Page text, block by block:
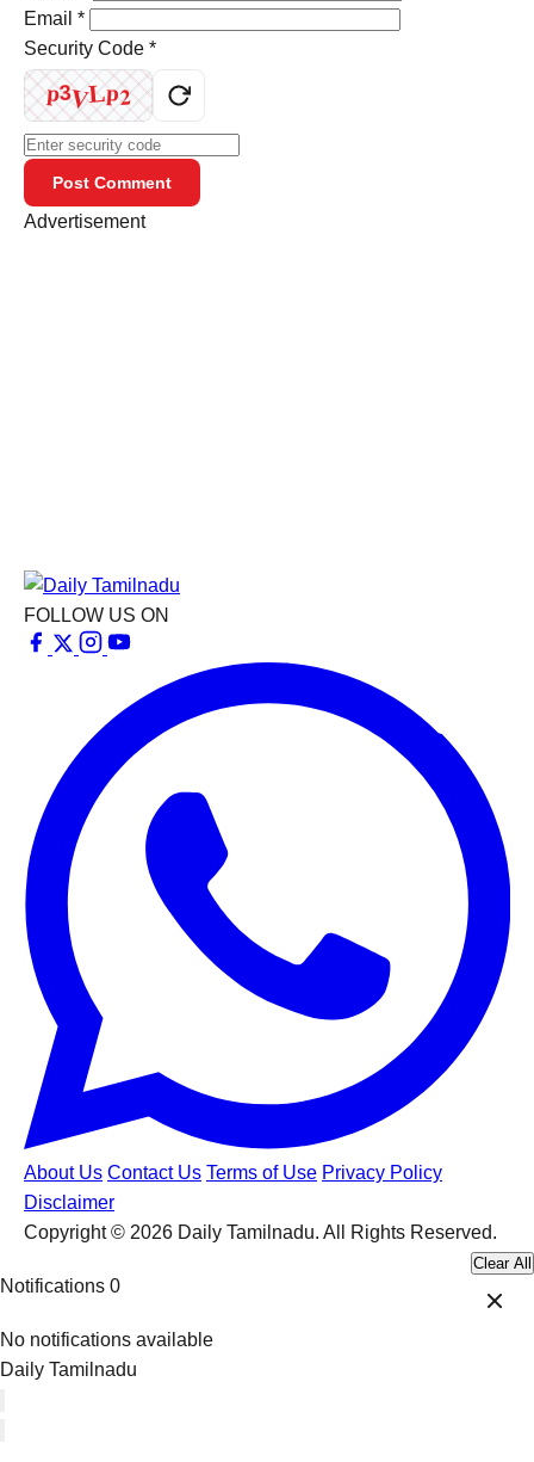
Email *
Security Code *
p3VLp2
Post Comment
Advertisement
FOLLOW US ON
About Us Contact Us Terms of Use Privacy Policy
Disclaimer
Copyright © 2026 Daily Tamilnadu. All Rights Reserved.
Notifications 0
Clear All
No notifications available
Daily Tamilnadu